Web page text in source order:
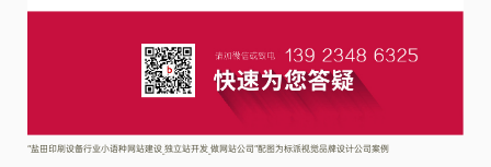
“盐田印刷设备行业小语种网站建设_独立站开发_做网站公司”配图为标派视觉品牌设计公司案例